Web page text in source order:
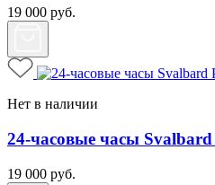
19 000 руб.
Нет в наличии
24-часовые часы
19 000 руб.